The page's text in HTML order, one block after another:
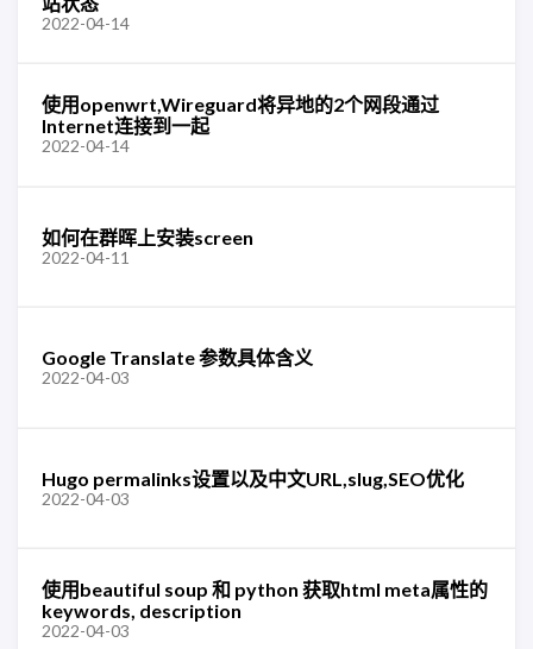
2022-04-14
使用openwrt,Wireguard将异地的2个网段通过
Internet连接到一起
2022-04-14
如何在群晖上安装screen
2022-04-11
Google Translate 参数具体含义
2022-04-03
Hugo permalinks设置以及中文URL,slug,SEO优化
2022-04-03
使用beautiful soup 和 python 获取html meta属性的
keywords, description
2022-04-03